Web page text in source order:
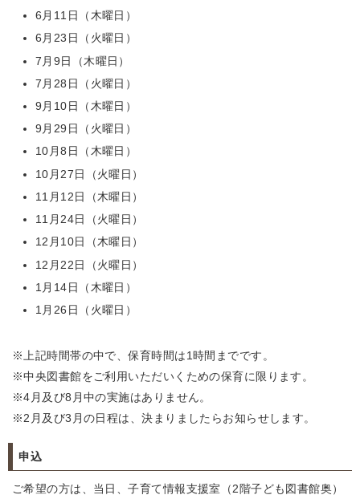
6月11日（木曜日）
6月23日（火曜日）
7月9日（木曜日）
7月28日（火曜日）
9月10日（木曜日）
9月29日（火曜日）
10月8日（木曜日）
10月27日（火曜日）
11月12日（木曜日）
11月24日（火曜日）
12月10日（木曜日）
12月22日（火曜日）
1月14日（木曜日）
1月26日（火曜日）
※上記時間帯の中で、保育時間は1時間までです。
※中央図書館をご利用いただいくための保育に限ります。
※4月及び8月中の実施はありません。
※2月及び3月の日程は、決まりましたらお知らせします。
申込
ご希望の方は、当日、子育て情報支援室（2階子ども図書館奥）